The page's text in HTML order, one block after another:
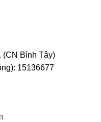
(CN Bình Tây)
15136677